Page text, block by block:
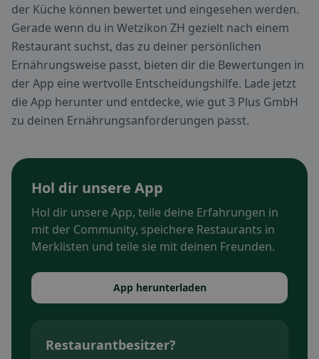
der Küche können bewertet und eingesehen werden.
Gerade wenn du in Wetzikon ZH gezielt nach einem
Restaurant suchst, das zu deiner persönlichen
Ernährungsweise passt, bieten dir die Bewertungen in
der App eine wertvolle Entscheidungshilfe. Lade jetzt
die App herunter und entdecke, wie gut 3 Plus GmbH
zu deinen Ernährungsanforderungen passt.
Hol dir unsere App
Hol dir unsere App, teile deine Erfahrungen in
mit der Community, speichere Restaurants in
Merklisten und teile sie mit deinen Freunden.
App herunterladen
Restaurantbesitzer?